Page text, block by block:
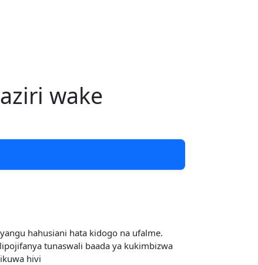
wake
hahusiani hata kidogo na ufalme.
tunaswali baada ya kukimbizwa
hivi